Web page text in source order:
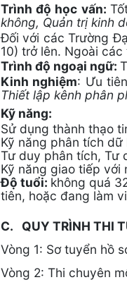
Trình độ học vấn:
không, Quản trị kinh
Đối với các Trường
10) trở lên. Ngoài
Trình độ ngoại ngữ:
Kinh nghiệm: Ưu
Thiết lập kênh phân
Kỹ năng:
Sử dụng thành thạo
Kỹ năng phân tích dữ
Tư duy phân tích, Tư
Kỹ năng giao tiếp với
Độ tuổi: không quá
tiên, hoặc đang làm
C. QUY TRÌNH THI
Vòng 1: Sơ tuyển hồ
Vòng 2: Thi chuyên